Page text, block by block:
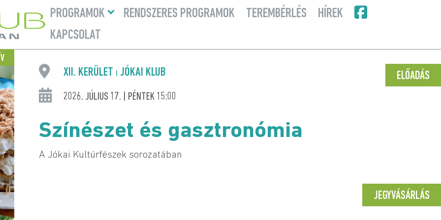
PROGRAMOK
Menü
lenyitásaRENDSZERES PROGRAMOK TEREMBÉRLÉS
HÍREK
KAPCSOLAT
ELŐADÁS
XII. KERÜLET JÓKAI KLUB
2026. JÚLIUS 17. | PÉNTEK 15:00
Színészet és gasztronómia
A Jókai Kultúrfészek sorozatában
JEGYVÁSÁRLÁS